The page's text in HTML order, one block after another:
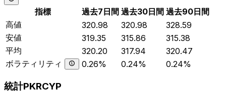
指標 過去7日間 過去30日間 過去90日間
高値
320.98 320.98
328.59
安値
319.35 315.86
315.38
平均
320.20 317.94
320.47
ボラティリティ
0.26% 0.24% 0.24%
統計PKRCYP